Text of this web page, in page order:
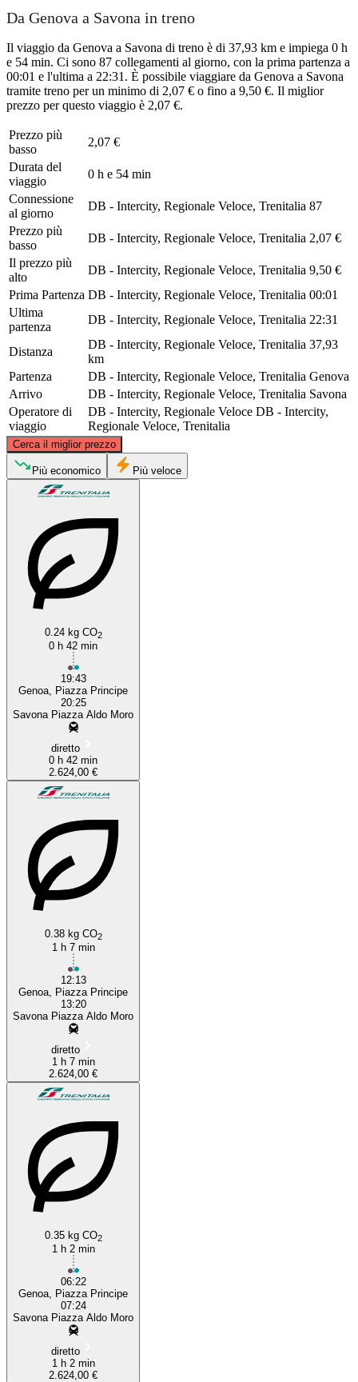
Da Genova a Savona in treno
Il viaggio da Genova a Savona di treno è di 37,93 km e impiega 0 h
e 54 min. Ci sono 87 collegamenti al giorno, con la prima partenza a
00:01 e l'ultima a 22:31. È possibile viaggiare da Genova a Savona
tramite treno per un minimo di 2,07 € o fino a 9,50 €. Il miglior
prezzo per questo viaggio è 2,07 €.
Prezzo più
basso
2,07 €
Durata del
viaggio
0 h e 54 min
Connessione
al giorno
DB - Intercity, Regionale Veloce, Trenitalia 87
Prezzo più
basso
DB - Intercity, Regionale Veloce, Trenitalia 2,07 €
Il prezzo più
alto
DB - Intercity, Regionale Veloce, Trenitalia 9,50 €
Prima Partenza DB - Intercity, Regionale Veloce, Trenitalia 00:01
Ultima
partenza
DB - Intercity, Regionale Veloce, Trenitalia 22:31
Distanza
DB - Intercity, Regionale Veloce, Trenitalia 37,93
km
Partenza
DB - Intercity, Regionale Veloce, Trenitalia Genova
Arrivo
DB - Intercity, Regionale Veloce, Trenitalia Savona
Operatore di
viaggio
DB - Intercity, Regionale Veloce DB - Intercity,
Regionale Veloce, Trenitalia
Cerca il miglior prezzo
Savona
©CARTO, ©
Più economico Più veloce
0.24 kg CO2
0 h 42 min
19:43
Genoa, Piazza Principe
20:25
Savona Piazza Aldo Moro
diretto
0 h 42 min
2.624,00 €
0.38 kg CO2
1 h 7 min
12:13
Genoa, Piazza Principe
13:20
Savona Piazza Aldo Moro
diretto
1 h 7 min
2.624,00 €
0.35 kg CO2
1 h 2 min
06:22
Genoa, Piazza Principe
07:24
Savona Piazza Aldo Moro
diretto
1 h 2 min
2.624,00 €